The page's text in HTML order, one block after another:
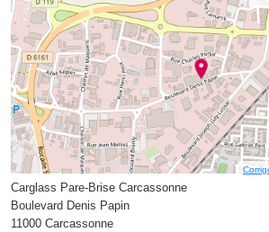
Carglass Pare-Brise Carcassonne
Boulevard Denis Papin
11000 Carcassonne